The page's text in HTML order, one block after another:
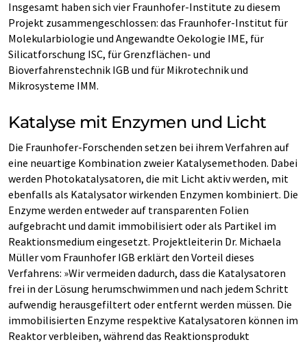
Insgesamt haben sich vier Fraunhofer-Institute zu diesem
Projekt zusammengeschlossen: das Fraunhofer-Institut für
Molekularbiologie und Angewandte Oekologie IME, für
Silicatforschung ISC, für Grenzflächen- und
Bioverfahrenstechnik IGB und für Mikrotechnik und
Mikrosysteme IMM.
Katalyse mit Enzymen und Licht
Die Fraunhofer-Forschenden setzen bei ihrem Verfahren auf
eine neuartige Kombination zweier Katalysemethoden. Dabei
werden Photokatalysatoren, die mit Licht aktiv werden, mit
ebenfalls als Katalysator wirkenden Enzymen kombiniert. Die
Enzyme werden entweder auf transparenten Folien
aufgebracht und damit immobilisiert oder als Partikel im
Reaktionsmedium eingesetzt. Projektleiterin Dr. Michaela
Müller vom Fraunhofer IGB erklärt den Vorteil dieses
Verfahrens: »Wir vermeiden dadurch, dass die Katalysatoren
frei in der Lösung herumschwimmen und nach jedem Schritt
aufwendig herausgefiltert oder entfernt werden müssen. Die
immobilisierten Enzyme respektive Katalysatoren können im
Reaktor verbleiben, während das Reaktionsprodukt